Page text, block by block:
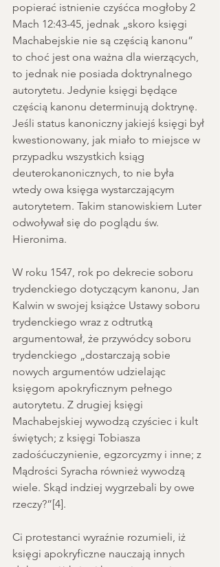
popierać istnienie czyśćca mogłoby 2
Mach 12:43-45, jednak „skoro księgi
Machabejskie nie są częścią kanonu”
to choć jest ona ważna dla wierzących,
to jednak nie posiada doktrynalnego
autorytetu. Jedynie księgi będące
częścią kanonu determinują doktrynę.
Jeśli status kanoniczny jakiejś księgi był
kwestionowany, jak miało to miejsce w
przypadku wszystkich ksiąg
deuterokanonicznych, to nie była
wtedy owa księga wystarczającym
autorytetem. Takim stanowiskiem Luter
odwoływał się do poglądu św.
Hieronima.
W roku 1547, rok po dekrecie soboru
trydenckiego dotyczącym kanonu, Jan
Kalwin w swojej książce Ustawy soboru
trydenckiego wraz z odtrutką
argumentował, że przywódcy soboru
trydenckiego „dostarczają sobie
nowych argumentów udzielając
księgom apokryficznym pełnego
autorytetu. Z drugiej księgi
Machabejskiej wywodzą czyściec i kult
świętych; z księgi Tobiasza
zadośćuczynienie, egzorcyzmy i inne; z
Mądrości Syracha również wywodzą
wiele. Skąd indziej wygrzebali by owe
rzeczy?”[4].
Ci protestanci wyraźnie rozumieli, iż
księgi apokryficzne nauczają innych